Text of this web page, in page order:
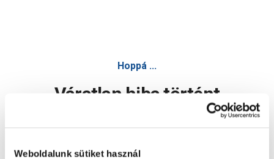
Weboldalunk sütiket használ
Hoppá ...
Váratlan hiba történt